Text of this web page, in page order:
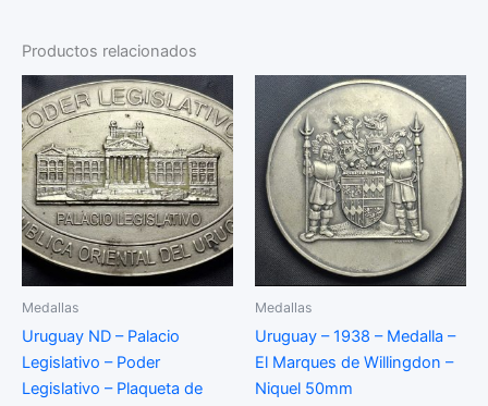
Medalla
Bicentenario
de
la
ciudad
de
Dolores
-
Metal
Blanco
40mm
cantidad
Productos relacionados
Medallas
Uruguay ND – Palacio
Legislativo – Poder
Legislativo – Plaqueta de
Medallas
Uruguay – 1938 – Medalla –
El Marques de Willingdon –
Niquel 50mm